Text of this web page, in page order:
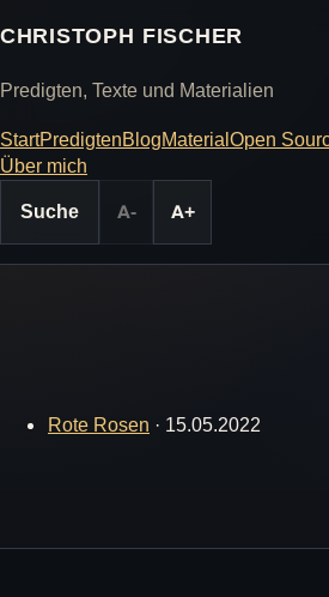
CHRISTOPH FISCHER
Predigten, Texte und Materialien
StartPredigtenBlogMaterialOpen
Über mich
Suche
A- A+
Rote Rosen · 15.05.2022